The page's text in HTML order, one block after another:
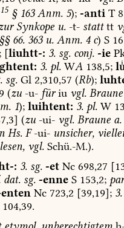
15 §163Anm.5); -antiT
Synkopeu.-t- statttt
66.363u. Anm.4c) S
[liuhtt-: 3.sg.conj. -ie
3.pl.WA138,5;
sg.Gl2,310,57 (Rb);
(zu-u- füriu vgl.Braune
1); luihtent: 3.pl.W
(zu-ui- vgl.Braunea.
Hs.F-ui- unsicher,
lesen,vgl.Schü.-M.).
: 3.sg. -etNc698,27
dat.sg. -enneS153,2;
Nc723,2 [39,19]; 3.